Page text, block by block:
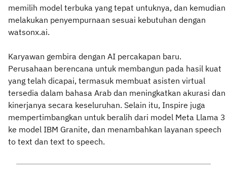
memilih model terbuka yang tepat untuknya, dan kemudian
melakukan penyempurnaan sesuai kebutuhan dengan
watsonx.ai.
Karyawan gembira dengan AI percakapan baru.
Perusahaan berencana untuk membangun pada hasil kuat
yang telah dicapai, termasuk membuat asisten virtual
tersedia dalam bahasa Arab dan meningkatkan akurasi dan
kinerjanya secara keseluruhan. Selain itu, Inspire juga
mempertimbangkan untuk beralih dari model Meta Llama 3
ke model IBM Granite, dan menambahkan layanan speech
to text dan text to speech.